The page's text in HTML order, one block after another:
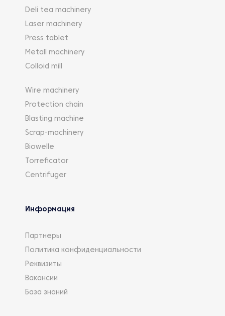
Deli tea machinery
Laser machinery
Press tablet
Metall machinery
Colloid mill
Wire machinery
Protection chain
Blasting machine
Scrap-machinery
Biowelle
Torreficator
Centrifuger
Информация
Партнеры
Политика конфиденциальности
Реквизиты
Вакансии
База знаний